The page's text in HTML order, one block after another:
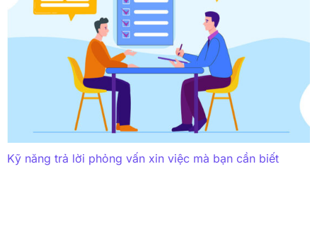
Kỹ năng trả lời phỏng vấn xin việc mà bạn cần biết